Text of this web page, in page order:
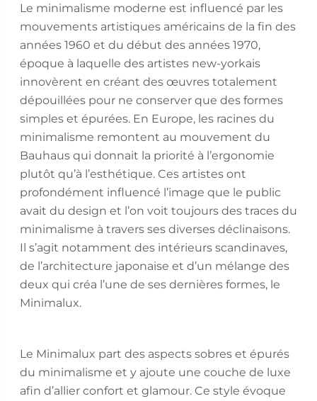
Le minimalisme moderne est influencé par les
mouvements artistiques américains de la fin des
années 1960 et du début des années 1970,
époque à laquelle des artistes new-yorkais
innovèrent en créant des œuvres totalement
dépouillées pour ne conserver que des formes
simples et épurées. En Europe, les racines du
minimalisme remontent au mouvement du
Bauhaus qui donnait la priorité à l’ergonomie
plutôt qu’à l’esthétique. Ces artistes ont
profondément influencé l’image que le public
avait du design et l’on voit toujours des traces du
minimalisme à travers ses diverses déclinaisons.
Il s’agit notamment des intérieurs scandinaves,
de l’architecture japonaise et d’un mélange des
deux qui créa l’une de ses dernières formes, le
Minimalux.
Le Minimalux part des aspects sobres et épurés
du minimalisme et y ajoute une couche de luxe
afin d’allier confort et glamour. Ce style évoque